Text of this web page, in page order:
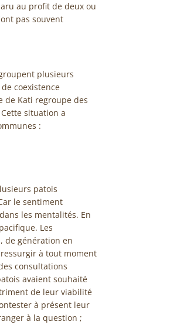
au profit de deux ou
pas souvent
plusieurs
coexistence
de Kati regroupe des
situation a
:
patois
le sentiment
les mentalités. En
Les
de génération en
à tout moment
consultations
avaient souhaité
de leur viabilité
à présent leur
à la question ;